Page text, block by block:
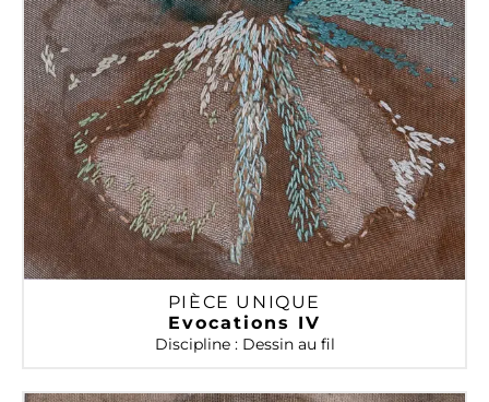
PIÈCE UNIQUE
Evocations IV
Discipline : Dessin au fil